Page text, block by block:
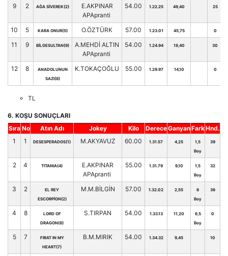
9 2 AĞA SİVEREK(2)
E.AKPINAR
APApranti
54.00 1.22.25 49,40 25
10 5 KARA ONUR(5) O.ÖZTÜRK 57.00 1.23.01 45,75 0
11 9 BİLGESULTAN(9)
A.MEHDİ ALTIN
APApranti
54.00 1.24.94 18,40 30
12 8
ANADOLUNUN
SAZI(8)
K.TOKAÇOĞLU 55.00 1.29.97 14,10 0
TL
6. KOŞU SONUÇLARI
Sıra No Atın Adı Jokey Kilo DereceGanyanFarkHnd.
1
1 DESESPERADOS(1) M.AKYAVUZ 60.00 1.31.57 4,25
1,5
Boy
39
2 4 TITANIA(4)
E.AKPINAR
APApranti
55.00 1.31.79 9,10
1,5
Boy
32
3 2
EL REY
ESCORPİON(2)
M.M.BİLGİN 57.00 1.32.02 2,55
6
Boy
36
4 8
LORD OF
DRAGON(8)
S.TIRPAN 54.00 1.33.13 11,20
6,5
Boy
0
5 7
FIRAT IN MY
HEART(7)
B.M.MIRIK 54.00 1.34.32 9,45 10